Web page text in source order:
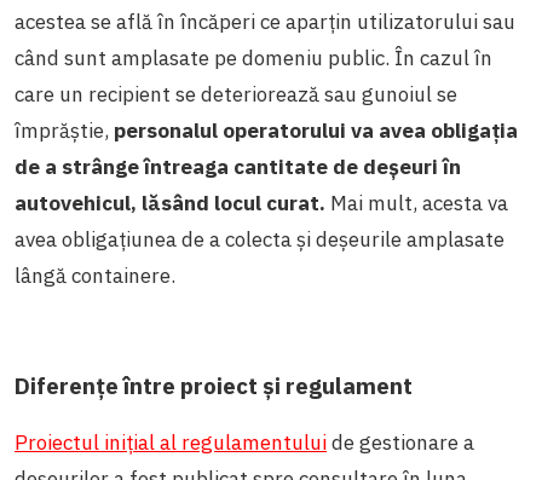
acestea se află în încăperi ce aparțin utilizatorului sau
când sunt amplasate pe domeniu public. În cazul în
care un recipient se deteriorează sau gunoiul se
împrăștie, personalul operatorului va avea obligația
de a strânge întreaga cantitate de deșeuri în
autovehicul, lăsând locul curat. Mai mult, acesta va
avea obligațiunea de a colecta și deșeurile amplasate
lângă containere.
Diferențe între proiect și regulament
Proiectul inițial al regulamentuluide gestionare a